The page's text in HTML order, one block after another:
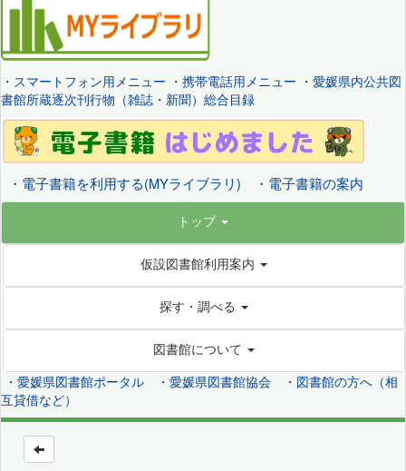
・ スマートフォン用メニュー ・ 携帯電話用メニュー ・ 愛媛県内公共図
書館所蔵逐次刊行物（雑誌・新聞）総合目録
・ 電子書籍を利用する(MYライブラリ) ・ 電子書籍の案内
トップ
仮設図書館利用案内
探す・調べる
図書館について
・ 愛媛県図書館ポータル ・ 愛媛県図書館協会 ・ 図書館の方へ（相
互貸借など）